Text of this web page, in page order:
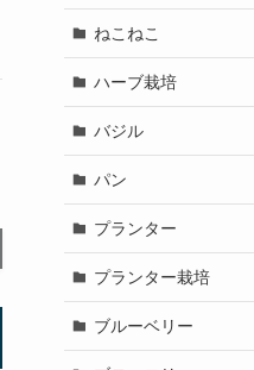
ねこねこ
ハーブ栽培
バジル
パン
プランター
プランター栽培
ブルーベリー